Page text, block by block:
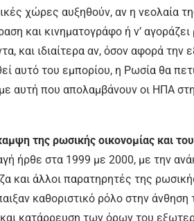
χώρες αυξηθούν, αν η νεολαία
και κινηματογράφο ή ν’
και ιδιαίτερα αν, όσον αφορά
αυτό του εμπορίου, η Ρωσία θα
αυτή που απολαμβάνουν οι ΗΠΑ
της ρωσικής οικονομίας και
ήρθε στα 1999 με 2000, με την
και άλλοι παρατηρητές της
καθοριστικό ρόλο στην
κατάρρευση των όρων του